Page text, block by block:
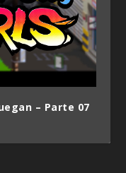
– Parte 07